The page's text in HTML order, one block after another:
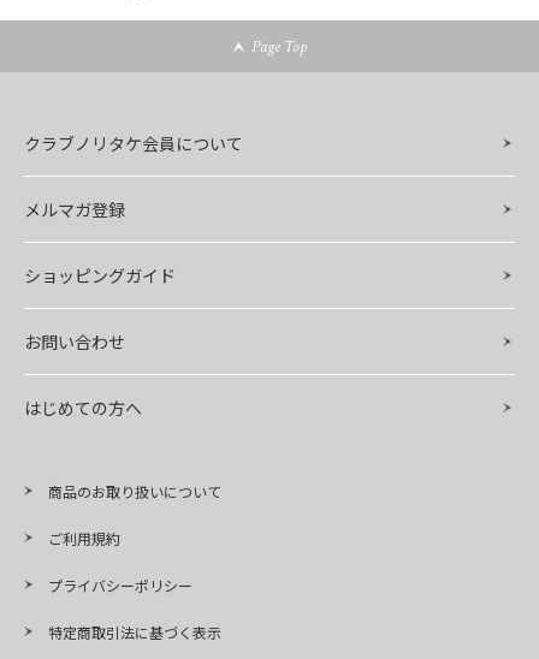
Page Top
クラブノリタケ会員について
メルマガ登録
ショッピングガイド
お問い合わせ
はじめての方へ
商品のお取り扱いについて
ご利用規約
プライバシーポリシー
特定商取引法に基づく表示